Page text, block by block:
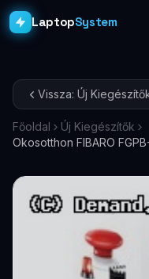
LaptopSystem
Asztali PC-k
Workstation PRO
Dokkolók
Kiegészítők
Vissza: Új
Főoldal
Új Kiegészítők
Okosotthon FIBARO